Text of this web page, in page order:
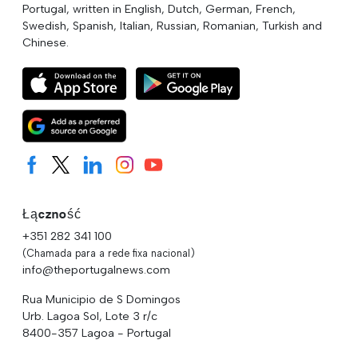
Portugal, written in English, Dutch, German, French,
Swedish, Spanish, Italian, Russian, Romanian, Turkish and
Chinese.
Łączność
+351 282 341 100
(Chamada para a rede fixa nacional)
info@theportugalnews.com
Rua Municipio de S Domingos
Urb. Lagoa Sol, Lote 3 r/c
8400-357 Lagoa - Portugal